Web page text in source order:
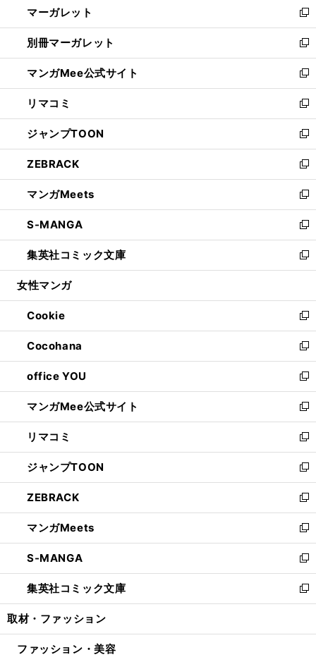
く
で
開
く
ド
ウ
で
開
く
い
ウ
ィ
ン
ド
ウ
で
開
く
マーガレット
新
し
い
ウ
ィ
ン
ド
ウ
で
開
く
別冊マーガレット
新
し
い
ウ
ィ
ン
ド
ウ
で
開
く
マンガMee公式サイト
新
し
い
ウ
ィ
ン
ド
ウ
で
開
く
リマコミ
新
し
い
ウ
ィ
ン
ド
ウ
で
開
く
ジャンプTOON
新
し
い
ウ
ィ
ン
ド
ウ
で
開
ZEBRACK
新
し
い
ウ
ィ
ン
ド
ウ
開
く
マンガMeets
新
し
い
ウ
ィ
ン
ウ
で
開
く
S-MANGA
新
し
い
ウ
ン
ド
ウ
で
開
く
集英社コミック文庫
新
し
ウ
ィ
ン
ド
ウ
で
開
く
女性マンガ
Cookie
新
し
い
ウ
ィ
ン
ド
ウ
で
開
く
Cocohana
新
し
い
ウ
ィ
ン
ド
ウ
で
開
く
office YOU
新
し
い
ウ
ィ
ン
ド
ウ
で
開
く
マンガMee公式サイト
新
し
い
ウ
ィ
ン
ド
ウ
で
開
く
リマコミ
新
し
い
ウ
ィ
ン
ド
ウ
で
開
く
ジャンプTOON
新
し
い
ウ
ィ
ン
ド
ウ
で
開
ZEBRACK
新
し
い
ウ
ィ
ン
ド
ウ
開
マンガMeets
新
し
い
ウ
ィ
ン
ウ
S-MANGA
新
し
い
ウ
ン
集英社コミック文庫
新
し
ウ
取材・ファッション
ファッション・美容